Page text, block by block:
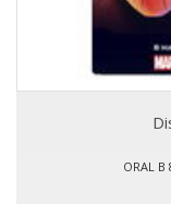
ORAL B